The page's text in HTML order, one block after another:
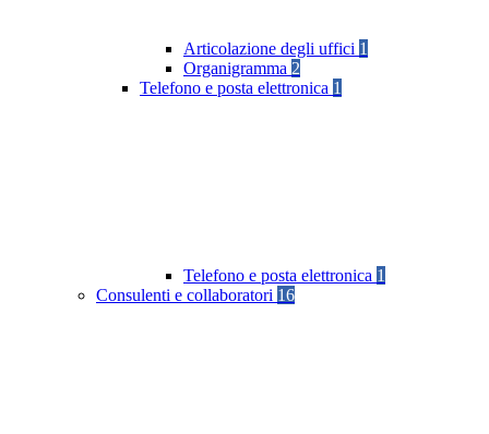
Articolazione degli uffici 1
Organigramma 2
Telefono e posta elettronica 1
Telefono e posta elettronica 1
Consulenti e collaboratori 16